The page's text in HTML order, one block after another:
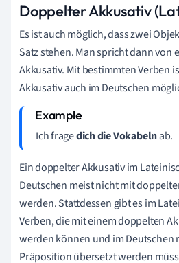
Doppelter Akkusativ
Es ist auch möglich, dass zwei
Satz stehen. Man spricht dann von
Akkusativ. Mit bestimmten Verben
Akkusativ auch im Deutschen
Ich fragedich die Vokabelnab.
Ein doppelter Akkusativ im
Deutschen meist nicht mit
werden. Stattdessen gibt es im
Verben, die mit einem doppelten
werden können und im Deutschen
Präposition übersetzt werden